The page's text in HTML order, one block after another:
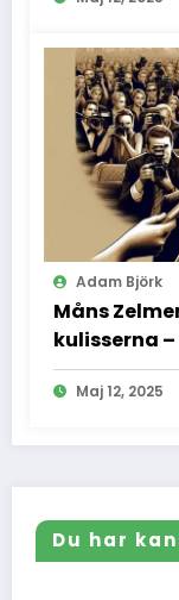
Adam Björk
Måns
kulisserna
och vad vi
Maj 12, 2025
Du har